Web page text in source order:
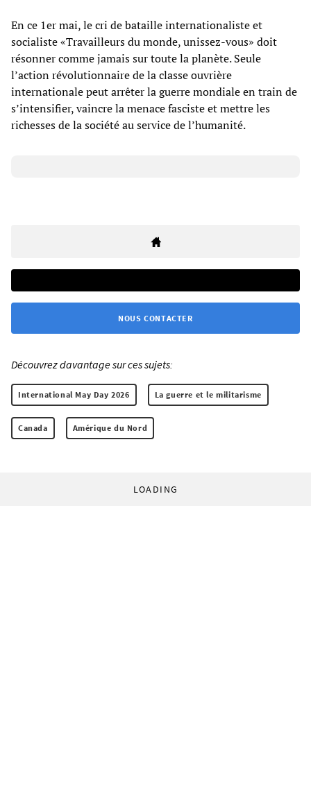
En ce 1er mai, le cri de bataille internationaliste et
socialiste «Travailleurs du monde, unissez-vous» doit
résonner comme jamais sur toute la planète. Seule
l’action révolutionnaire de la classe ouvrière
internationale peut arrêter la guerre mondiale en train de
s’intensifier, vaincre la menace fasciste et mettre les
richesses de la société au service de l’humanité.
NOUS CONTACTER
Découvrez davantage sur ces sujets:
International May Day 2026 La guerre et le militarisme
Canada Amérique du Nord
LOADING